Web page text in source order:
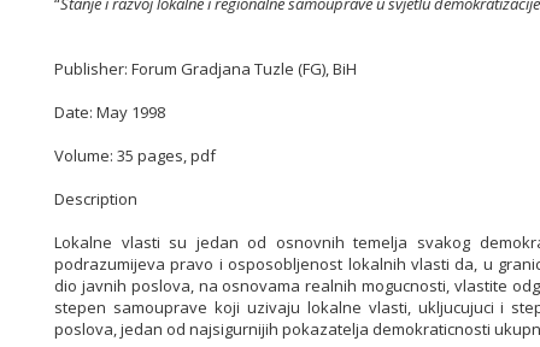
Publisher: Forum Gradjana Tuzle (FG), BiH
Date: May 1998
Volume: 35 pages, pdf
Description
Lokalne vlasti su jedan od osnovnih temelja svakog
podrazumijeva pravo i osposobljenost lokalnih vlasti da, u
dio javnih poslova, na osnovama realnih mogucnosti, vlastite
stepen samouprave koji uzivaju lokalne vlasti, ukljucujuci i
poslova, jedan od najsigurnijih pokazatelja demokraticnosti